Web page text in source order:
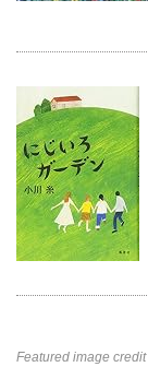
Featured image credit